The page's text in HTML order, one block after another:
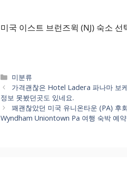
미국 이스트 브런즈윅 (NJ) 숙소
카
테
고
리
미분류
가격괜찮은 Hotel Ladera 파나마 보
정보 못봤던곳도 있네요.
꽤괜찮았던 미국 유니온타운 (PA) 후
Wyndham Uniontown Pa 여행 숙박 예